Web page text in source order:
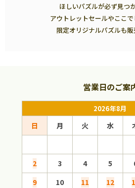
ほしいパズルが必ず見つ
アウトレットセールやここ
限定オリジナルパズルも販
営業日のご案
2026年8月
日 月 火 水
2
3 4 5
9
10 11 12